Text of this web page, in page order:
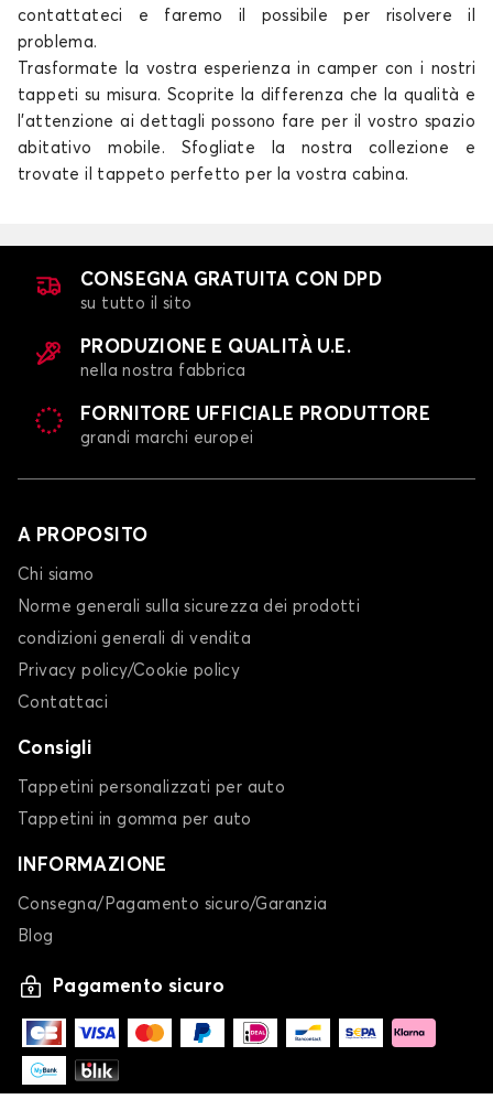
contattateci e faremo il possibile per risolvere il
problema.
Trasformate la vostra esperienza in camper con i nostri
tappeti su misura. Scoprite la differenza che la qualità e
l'attenzione ai dettagli possono fare per il vostro spazio
abitativo mobile. Sfogliate la nostra collezione e
trovate il tappeto perfetto per la vostra cabina.
CONSEGNA GRATUITA CON DPD
su tutto il sito
PRODUZIONE E QUALITÀ U.E.
nella nostra fabbrica
FORNITORE UFFICIALE PRODUTTORE
grandi marchi europei
A PROPOSITO
Chi siamo
Norme generali sulla sicurezza dei prodotti
condizioni generali di vendita
Privacy policy/Cookie policy
Contattaci
Consigli
Tappetini personalizzati per auto
Tappetini in gomma per auto
INFORMAZIONE
Consegna/Pagamento sicuro/Garanzia
Blog
Pagamento sicuro